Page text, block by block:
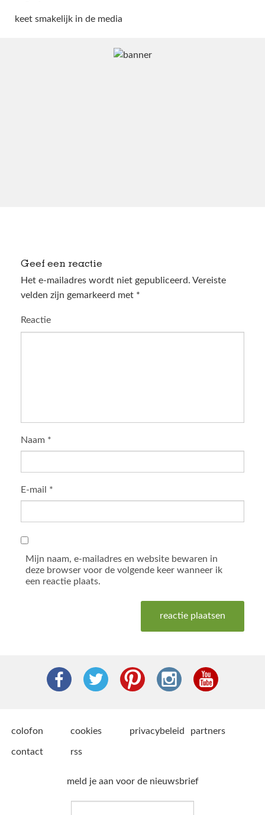
keet smakelijk in de media
Geef een reactie
Het e-mailadres wordt niet gepubliceerd. Vereiste
velden zijn gemarkeerd met *
Reactie
Naam *
E-mail *
Mijn naam, e-mailadres en website bewaren in
deze browser voor de volgende keer wanneer ik
een reactie plaats.
colofon cookies privacybeleid partners
contact rss
meld je aan voor de nieuwsbrief